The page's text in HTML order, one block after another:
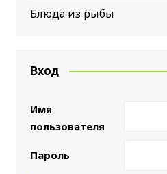
Блюда из рыбы
Вход
Имя
пользователя
Пароль